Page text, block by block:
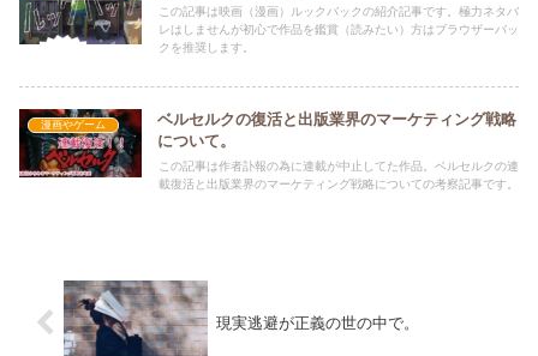
この記事は映画（漫画）ルックバックの紹介記事です。極力ネタバ
レはしませんが初心で作品を鑑賞（読みたい）方はブラウザーバッ
クを推奨します。
漫画やゲーム
ベルセルクの復活と出版業界のマーケティング戦略
について。
この記事は作者訃報の為に連載が中止してた作品。ベルセルクの連
載復活と出版業界のマーケティング戦略についての考察記事です。
現実逃避が正義の世の中で。